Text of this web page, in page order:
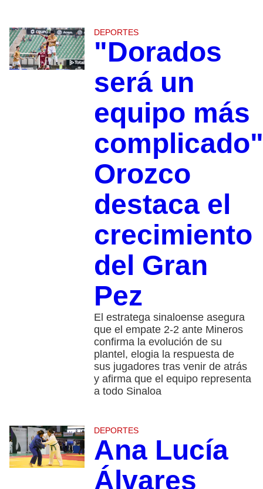
DEPORTES
"Dorados
será un
equipo más
Orozco
destaca el
crecimiento
del Gran
Pez
El estratega sinaloense asegura
que el empate 2-2 ante Mineros
confirma la evolución de su
plantel, elogia la respuesta de
sus jugadores tras venir de atrás
y afirma que el equipo representa
a todo Sinaloa
DEPORTES
Ana Lucía
Álvares